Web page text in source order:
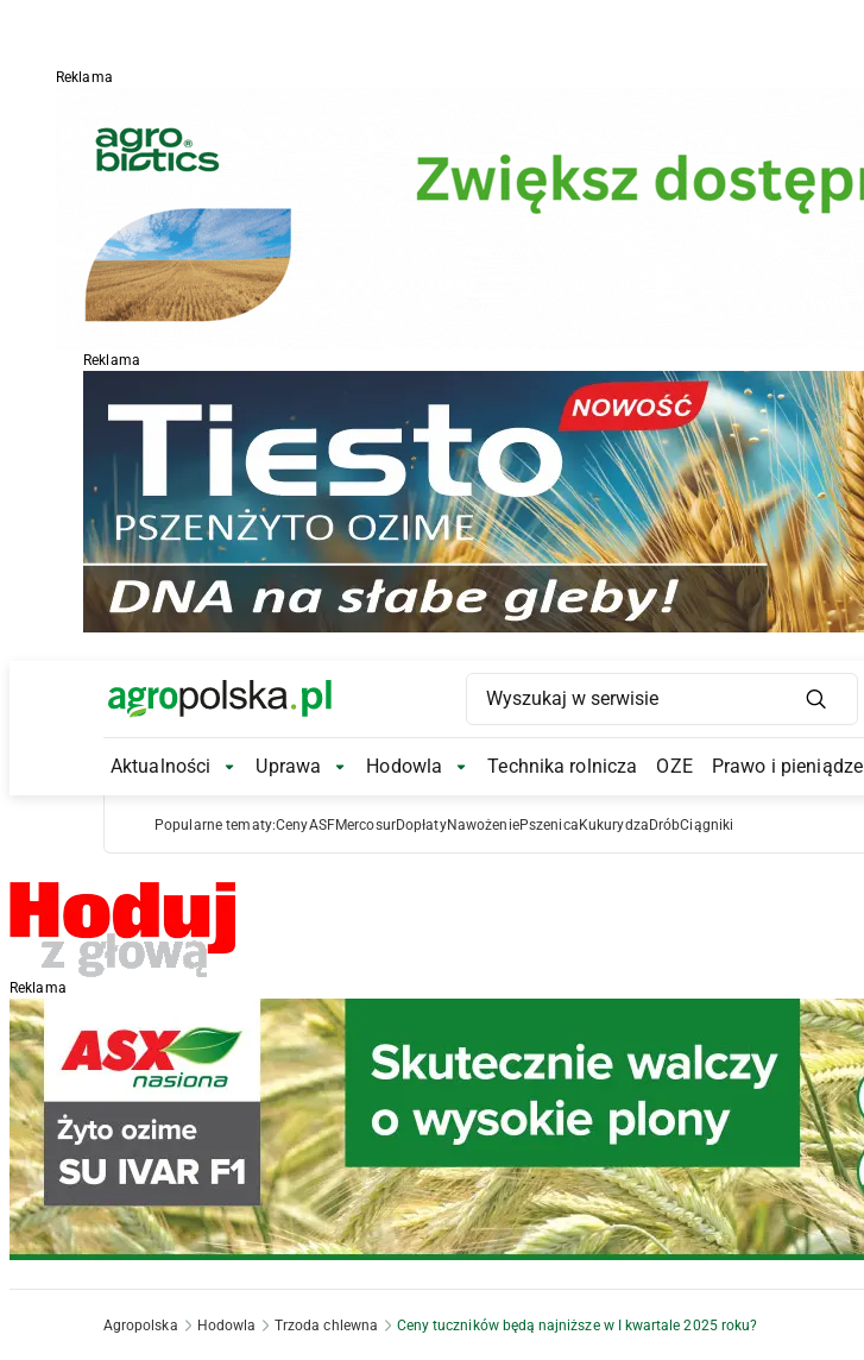
Reklama
Reklama
Main Logo
Main Navigation
Aktualności Aktualności Submenu
Uprawa Uprawa Submenu
Hodowla Hodowla Submenu
Technika rolnicza OZE Prawo i pieniądze
Popularne tematy:CenyASFMercosurDopłatyNawożeniePszenica Kukurydza DróbCiągniki
Reklama
Agropolska Hodowla Trzoda chlewna Ceny tuczników będą najniższe w I kwartale 2025 roku?